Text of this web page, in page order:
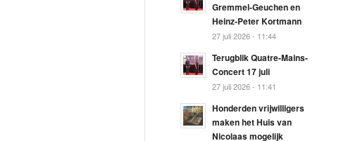
Gremmel-Geuchen en
Heinz-Peter Kortmann
27 juli 2026 - 11:44
Terugblik Quatre-Mains-
Concert 17 juli
27 juli 2026 - 11:41
Honderden vrijwilligers
maken het Huis van
Nicolaas mogelijk